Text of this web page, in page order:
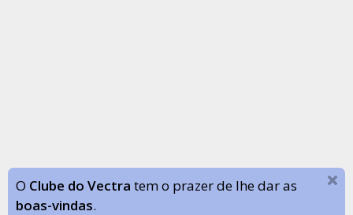
O Clube do Vectra tem o prazer de lhe dar as
boas-vindas.